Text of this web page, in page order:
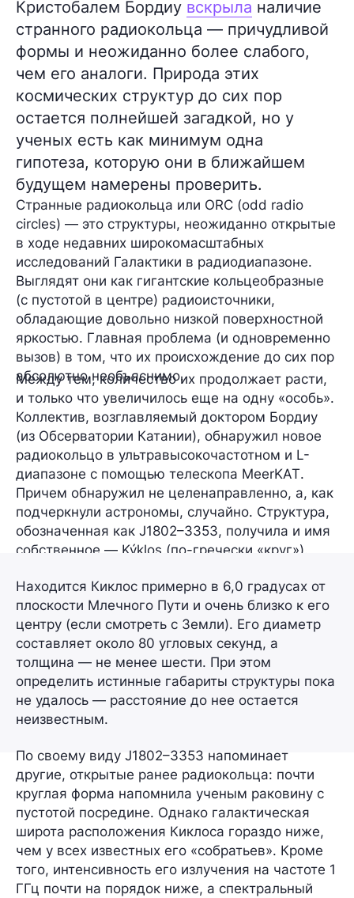
Кристобалем Бордиу вскрыла наличие
странного радиокольца — причудливой
формы и неожиданно более слабого,
чем его аналоги. Природа этих
космических структур до сих пор
остается полнейшей загадкой, но у
ученых есть как минимум одна
гипотеза, которую они в ближайшем
будущем намерены проверить.
Странные радиокольца или ORC (odd radio
circles) — это структуры, неожиданно открытые
в ходе недавних широкомасштабных
исследований Галактики в радиодиапазоне.
Выглядят они как гигантские кольцеобразные
(с пустотой в центре) радиоисточники,
обладающие довольно низкой поверхностной
яркостью. Главная проблема (и одновременно
вызов) в том, что их происхождение до сих пор
абсолютно необъяснимо.
Между тем, количество их продолжает расти,
и только что увеличилось еще на одну «особь».
Коллектив, возглавляемый доктором Бордиу
(из Обсерватории Катании), обнаружил новое
радиокольцо в ультравысокочастотном и L-
диапазоне с помощью телескопа MeerKAT.
Причем обнаружил не целенаправленно, а, как
подчеркнули астрономы, случайно. Структура,
обозначенная как J1802–3353, получила и имя
собственное — Kýklos (по-гречески «круг»).
Находится Киклос примерно в 6,0 градусах от
плоскости Млечного Пути и очень близко к его
центру (если смотреть с Земли). Его диаметр
составляет около 80 угловых секунд, а
толщина — не менее шести. При этом
определить истинные габариты структуры пока
не удалось — расстояние до нее остается
неизвестным.
По своему виду J1802–3353 напоминает
другие, открытые ранее радиокольца: почти
круглая форма напомнила ученым раковину с
пустотой посредине. Однако галактическая
широта расположения Киклоса гораздо ниже,
чем у всех известных его «собратьев». Кроме
того, интенсивность его излучения на частоте 1
ГГц почти на порядок ниже, а спектральный